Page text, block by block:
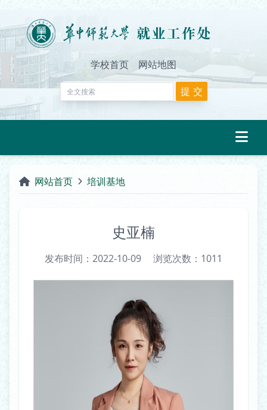
学校首页 网站地图
网站首页 培训基地
史亚楠
发布时间：2022-10-09 浏览次数： 1011